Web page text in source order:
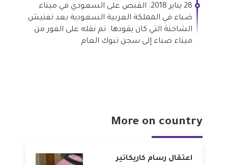
28 يناير 2018: القبض على السعودي في ميناء
ضباء في المملكة العربية السعودية بعد تفتيش
الشاحنة التي كان يقودها. تم نقله على الفور من
ميناء ضباء إلى سجن تبوك العام
More on country
اعتقال رسام كاريكاتير